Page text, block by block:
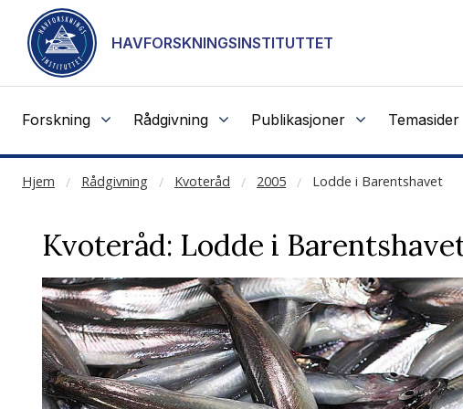
Gå til hovedinnhold
HAVFORSKNINGSINSTITUTTET
Forskning Rådgivning Publikasjoner Temasider
Hjem Rådgivning Kvoteråd 2005 Lodde i Barentshavet
NOT CACHED
Kvoteråd: Lodde i